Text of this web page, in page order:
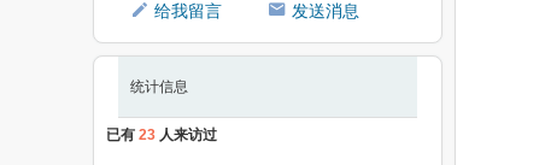
给我留言
发送消息
统计信息
已有 23 人来访过